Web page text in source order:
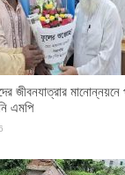
জীবনযাত্রার
এমপি